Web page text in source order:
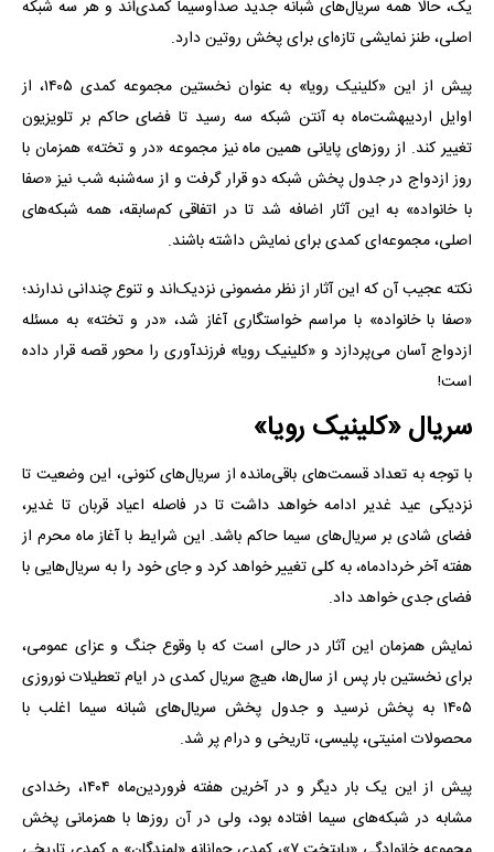
یک، حالا همه سریال‌های شبانه جدید صداوسیما کمدی‌اند و هر سه شبکه
اصلی، طنز نمایشی تازه‌ای برای پخش روتین دارد.
پیش از این «کلینیک رویا» به عنوان نخستین مجموعه کمدی ۱۴۰۵، از
اوایل اردیبهشت‌ماه به آنتن شبکه سه رسید تا فضای حاکم بر تلویزیون
تغییر کند. از روزهای پایانی همین ماه نیز مجموعه «در و تخته» همزمان با
روز ازدواج در جدول پخش شبکه دو قرار گرفت و از سه‌شنبه‌ شب نیز «صفا
با خانواده» به این آثار اضافه شد تا در اتفاقی کم‌سابقه، همه شبکه‌های
اصلی، مجموعه‌ای کمدی برای نمایش داشته باشند.
نکته عجیب آن که این آثار از نظر مضمونی نزدیک‌اند و تنوع چندانی ندارند؛
«صفا با خانواده» با مراسم خواستگاری آغاز شد، «در و تخته» به مسئله
ازدواج آسان می‌پردازد و «کلینیک رویا» فرزندآوری را محور قصه قرار داده
است!
سریال «کلینیک رویا»
با توجه به تعداد قسمت‌های باقی‌مانده از سریال‌های کنونی، این وضعیت تا
نزدیکی عید غدیر ادامه خواهد داشت تا در فاصله اعیاد قربان تا غدیر،
فضای شادی بر سریال‌های سیما حاکم باشد. این شرایط با آغاز ماه محرم از
هفته آخر خردادماه، به کلی تغییر خواهد کرد و جای خود را به سریال‌هایی با
فضای جدی خواهد داد.
نمایش همزمان این آثار در حالی است که با وقوع جنگ و عزای عمومی،
برای نخستین بار پس از سال‌ها، هیچ سریال کمدی در ایام تعطیلات نوروزی
۱۴۰۵ به پخش نرسید و جدول پخش سریال‌های شبانه سیما اغلب با
محصولات امنیتی، پلیسی، تاریخی و درام پر شد.
پیش از این یک بار دیگر و در آخرین هفته فروردین‌ماه ۱۴۰۴، رخدادی
مشابه در شبکه‌های سیما افتاده بود، ولی در آن روزها با همزمانی پخش